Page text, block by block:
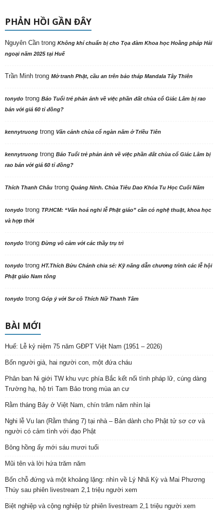
PHẢN HỒI GẦN ĐÂY
Nguyên Cần trong Không khí chuẩn bị cho Tọa đàm Khoa học Hoằng pháp Hải
ngoại năm 2025 tại Huế
Trần Minh trong Mở tranh Phật, cầu an trên bảo tháp Mandala Tây Thiên
tonydo trong Báo Tuổi trẻ phản ảnh về việc phần đất chùa cổ Giác Lâm bị rao
bán với giá 60 tỉ đồng?
kennytruong trong Vãn cảnh chùa cổ ngàn năm ở Triều Tiên
kennytruong trong Báo Tuổi trẻ phản ảnh về việc phần đất chùa cổ Giác Lâm bị
rao bán với giá 60 tỉ đồng?
Thích Thanh Châu trong Quảng Ninh. Chùa Tiêu Dao Khóa Tu Học Cuối Năm
tonydo trong TP.HCM: “Văn hoá nghi lễ Phật giáo” cần có nghệ thuật, khoa học
và hợp thời
tonydo trong Đừng vô cảm với các thầy trụ trì
tonydo trong HT.Thích Bửu Chánh chia sẻ: Kỹ năng dẫn chương trình các lễ hội
Phật giáo Nam tông
tonydo trong Góp ý với Sư cô Thích Nữ Thanh Tâm
BÀI MỚI
Huế: Lễ kỷ niệm 75 năm GĐPT Việt Nam (1951 – 2026)
Bốn người già, hai người con, một đứa cháu
Phân ban Ni giới TW khu vực phía Bắc kết nối tình pháp lữ, cúng dàng
Trường hạ, hộ trì Tam Bảo trong mùa an cư
Rằm tháng Bảy ở Việt Nam, chín trăm năm nhìn lại
Nghi lễ Vu lan (Rằm tháng 7) tại nhà – Bản dành cho Phật tử sơ cơ và
người có cảm tình với đạo Phật
Bông hồng ấy mới sáu mươi tuổi
Mũi tên và lời hứa trăm năm
Bốn chỗ đứng và một khoảng lặng: nhìn về Lý Nhã Kỳ và Mai Phương
Thúy sau phiên livestream 2,1 triệu người xem
Biệt nghiệp và cộng nghiệp từ phiên livestream 2,1 triệu người xem